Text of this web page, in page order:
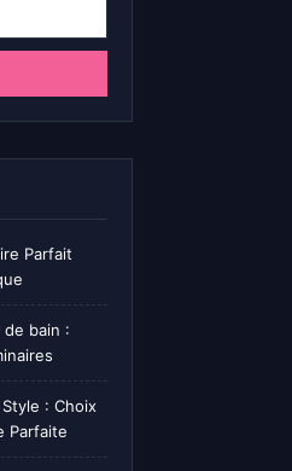
Parfait
bain :
: Choix
Parfaite